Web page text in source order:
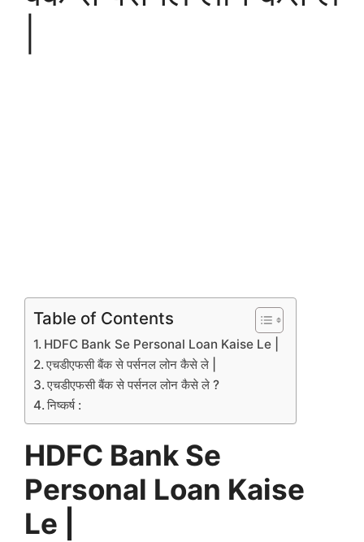
Table of Contents
HDFC Bank Se Personal Loan Kaise Le |
एचडीएफसी बैंक से पर्सनल लोन कैसे ले |
एचडीएफसी बैंक से पर्सनल लोन कैसे ले ?
निष्कर्ष :
HDFC Bank Se
Personal Loan Kaise
Le |